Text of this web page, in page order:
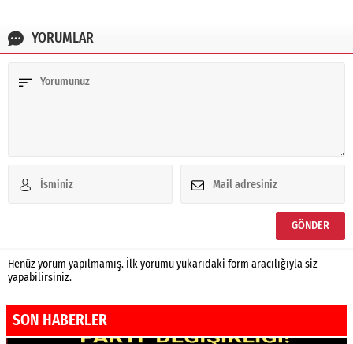
YORUMLAR
Henüz yorum yapılmamış. İlk yorumu yukarıdaki form aracılığıyla siz
yapabilirsiniz.
SON HABERLER